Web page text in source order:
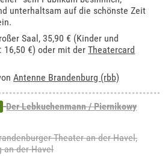
unterhaltsam auf die schönste Zeit
Saal , 35,90 € (Kinder und
16,50 €) oder mit derTheatercard
Antenne Brandenburg (rbb)
Der Lebkuchenmann / Piernikowy
Theater an der Havel,
an der Havel